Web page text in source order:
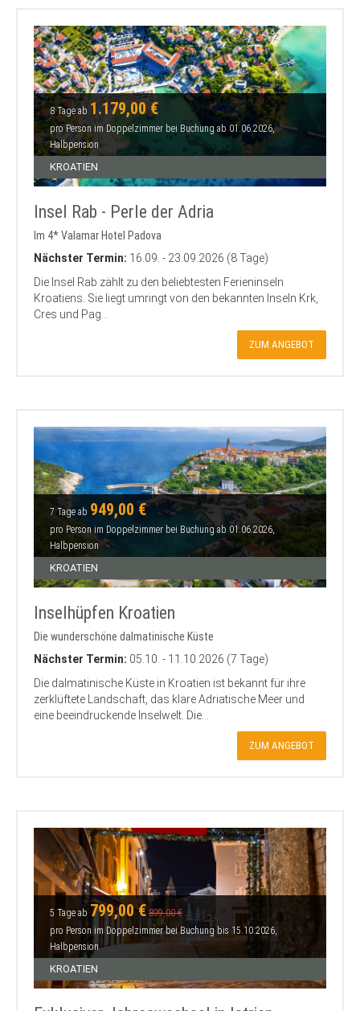
8 Tage ab 1.179,00 €
pro Person im Doppelzimmer bei Buchung ab 01.06.2026,
Halbpension
KROATIEN
Insel Rab - Perle der Adria
Im 4* Valamar Hotel Padova
Nächster Termin: 16.09. - 23.09.2026 (8 Tage)
Die Insel Rab zählt zu den beliebtesten Ferieninseln
Kroatiens. Sie liegt umringt von den bekannten Inseln Krk,
Cres und Pag...
ZUM ANGEBOT
7 Tage ab 949,00 €
pro Person im Doppelzimmer bei Buchung ab 01.06.2026,
Halbpension
KROATIEN
Inselhüpfen Kroatien
Die wunderschöne dalmatinische Küste
Nächster Termin: 05.10. - 11.10.2026 (7 Tage)
Die dalmatinische Küste in Kroatien ist bekannt für ihre
zerklüftete Landschaft, das klare Adriatische Meer und
eine beeindruckende Inselwelt. Die...
ZUM ANGEBOT
5 Tage ab 799,00 € 899,00 €
pro Person im Doppelzimmer bei Buchung bis 15.10.2026,
Halbpension
KROATIEN